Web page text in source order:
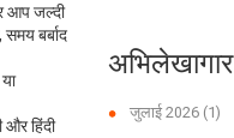
आप जल्दी
बर्बाद
हिंदी
अभिलेखागार
जुलाई 2026 (1)